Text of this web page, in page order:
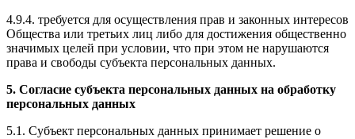
4.9.4. требуется для осуществления прав и законных интересов
Общества или третьих лиц либо для достижения общественно
значимых целей при условии, что при этом не нарушаются
права и свободы субъекта персональных данных.
5. Согласие субъекта персональных данных на обработку
персональных данных
5.1. Субъект персональных данных принимает решение о